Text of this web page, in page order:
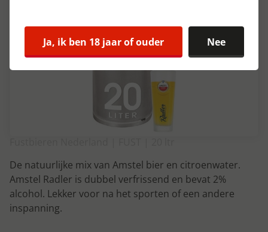
De natuurlijke mix van Amstel bier en citroenwater.
Amstel Radler is dubbel verfrissend en bevat 2%
alcohol. Lekker voor na het sporten of een andere
inspanning.
Ja, ik ben 18 jaar of ouder Nee